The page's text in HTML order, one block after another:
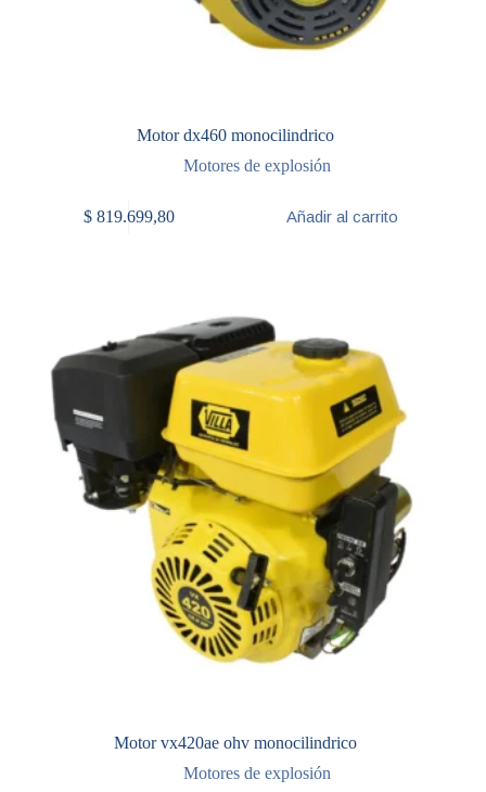
Motor dx460 monocilindrico
Motores de explosión
$819.699,80 Añadir al carrito
Motor vx420ae ohv monocilindrico
Motores de explosión